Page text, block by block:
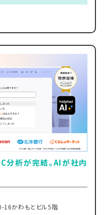
分析が完結。AIが社内
16かわもとビル5階